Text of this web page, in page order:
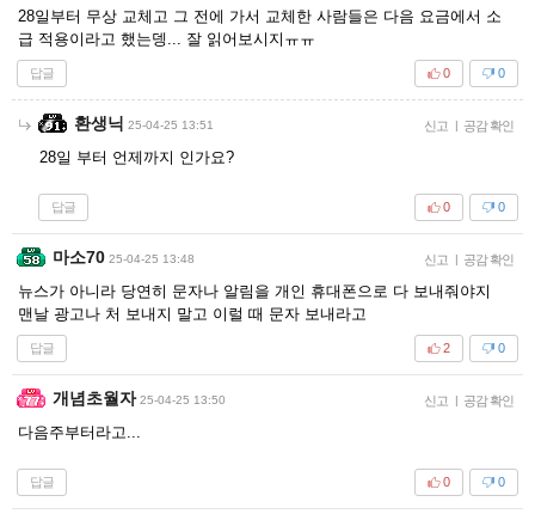
28일부터 무상 교체고 그 전에 가서 교체한 사람들은 다음 요금에서 소
급 적용이라고 했는뎅... 잘 읽어보시지ㅠㅠ
답글 0
0
환생닉 25-04-25 13:51 신고 | 공감 확인
28일 부터 언제까지 인가요?
답글 0
0
마소70 25-04-25 13:48 신고 | 공감 확인
뉴스가 아니라 당연히 문자나 알림을 개인 휴대폰으로 다 보내줘야지
맨날 광고나 처 보내지 말고 이럴 때 문자 보내라고
답글 0
2
개념초월자 25-04-25 13:50 신고 | 공감 확인
다음주부터라고...
답글 0
0